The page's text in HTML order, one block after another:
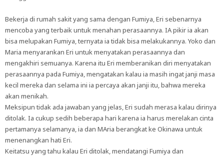
Bekerja di rumah sakit yang sama dengan Fumiya, Eri sebenarnya
mencoba yang terbaik untuk menahan perasaannya. IA pikir ia akan
bisa melupakan Fumiya, ternyata ia tidak bisa melakukannya. Yoko dan
Maria menyarankan Eri untuk menyatakan perasaannya dan
mengakhiri semuanya. Karena itu Eri memberanikan diri menyatakan
perasaannya pada Fumiya, mengatakan kalau ia masih ingat janji masa
kecil mereka dan selama ini ia percaya akan janji itu, bahwa mereka
akan menikah.
Meksipun tidak ada jawaban yang jelas, Eri sudah merasa kalau dirinya
ditolak. Ia cukup sedih beberapa hari karena ia harus merelakan cinta
pertamanya selamanya, ia dan MAria berangkat ke Okinawa untuk
menenangkan hati Eri.
Keitatsu yang tahu kalau Eri ditolak, mendatangi Fumiya dan